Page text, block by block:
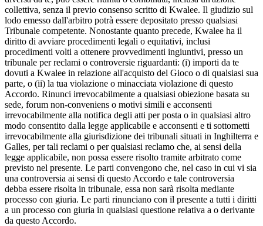
collettiva, senza il previo consenso scritto di Kwalee. Il giudizio sul
lodo emesso dall'arbitro potrà essere depositato presso qualsiasi
Tribunale competente. Nonostante quanto precede, Kwalee ha il
diritto di avviare procedimenti legali o equitativi, inclusi
procedimenti volti a ottenere provvedimenti ingiuntivi, presso un
tribunale per reclami o controversie riguardanti: (i) importi da te
dovuti a Kwalee in relazione all'acquisto del Gioco o di qualsiasi sua
parte, o (ii) la tua violazione o minacciata violazione di questo
Accordo. Rinunci irrevocabilmente a qualsiasi obiezione basata su
sede, forum non-conveniens o motivi simili e acconsenti
irrevocabilmente alla notifica degli atti per posta o in qualsiasi altro
modo consentito dalla legge applicabile e acconsenti e ti sottometti
irrevocabilmente alla giurisdizione dei tribunali situati in Inghilterra e
Galles, per tali reclami o per qualsiasi reclamo che, ai sensi della
legge applicabile, non possa essere risolto tramite arbitrato come
previsto nel presente. Le parti convengono che, nel caso in cui vi sia
una controversia ai sensi di questo Accordo e tale controversia
debba essere risolta in tribunale, essa non sarà risolta mediante
processo con giuria. Le parti rinunciano con il presente a tutti i diritti
a un processo con giuria in qualsiasi questione relativa a o derivante
da questo Accordo.